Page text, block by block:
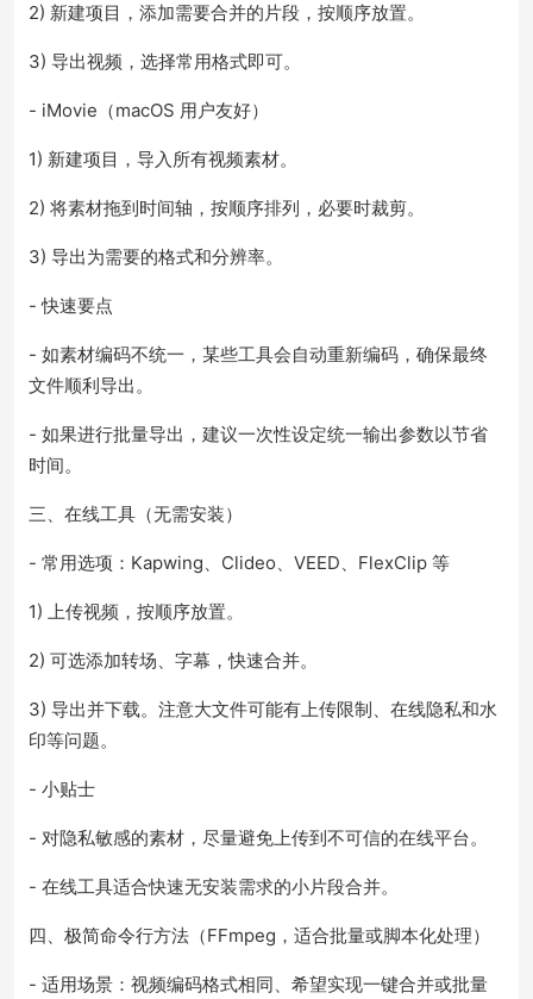
2) 新建项目，添加需要合并的片段，按顺序放置。
3) 导出视频，选择常用格式即可。
- iMovie（macOS 用户友好）
1) 新建项目，导入所有视频素材。
2) 将素材拖到时间轴，按顺序排列，必要时裁剪。
3) 导出为需要的格式和分辨率。
- 快速要点
- 如素材编码不统一，某些工具会自动重新编码，确保最终
文件顺利导出。
- 如果进行批量导出，建议一次性设定统一输出参数以节省
时间。
三、在线工具（无需安装）
- 常用选项：Kapwing、Clideo、VEED、FlexClip 等
1) 上传视频，按顺序放置。
2) 可选添加转场、字幕，快速合并。
3) 导出并下载。注意大文件可能有上传限制、在线隐私和水
印等问题。
- 小贴士
- 对隐私敏感的素材，尽量避免上传到不可信的在线平台。
- 在线工具适合快速无安装需求的小片段合并。
四、极简命令行方法（FFmpeg，适合批量或脚本化处理）
- 适用场景：视频编码格式相同、希望实现一键合并或批量